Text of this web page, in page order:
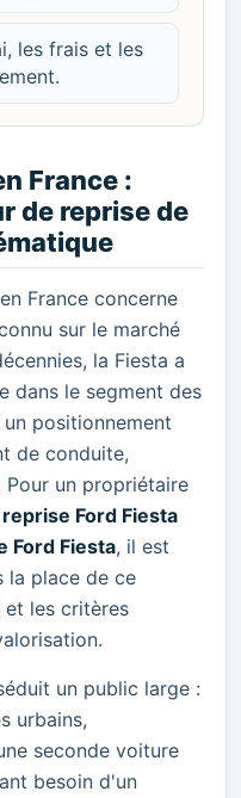
les frais et les
France :
de reprise de
en France concerne
sur le marché
la Fiesta a
dans le segment des
positionnement
de conduite,
un propriétaire
reprise Ford Fiesta
Ford Fiesta, il est
la place de ce
et les critères
un public large :
urbains,
seconde voiture
besoin d'un